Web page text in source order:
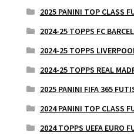
2025 PANINI TOP CLASS
2024-25 TOPPS FC
2024-25 TOPPS
2024-25 TOPPS REAL
2025 PANINI FIFA 365
2024 PANINI TOP CLASS
2024 TOPPS UEFA EURO